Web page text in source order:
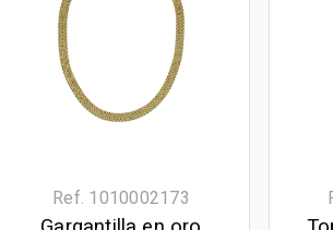
Ref. 1010002173